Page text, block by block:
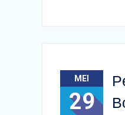
MEI
29